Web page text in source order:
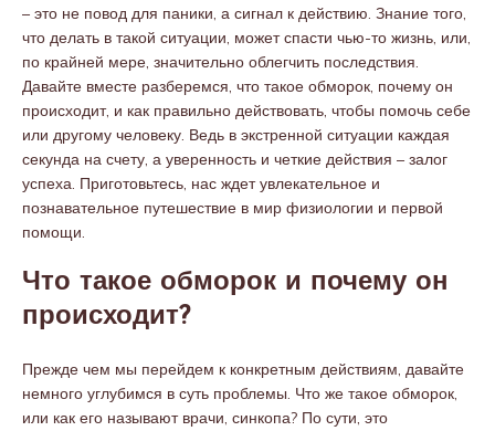
– это не повод для паники, а сигнал к действию. Знание того,
что делать в такой ситуации, может спасти чью-то жизнь, или,
по крайней мере, значительно облегчить последствия.
Давайте вместе разберемся, что такое обморок, почему он
происходит, и как правильно действовать, чтобы помочь себе
или другому человеку. Ведь в экстренной ситуации каждая
секунда на счету, а уверенность и четкие действия – залог
успеха. Приготовьтесь, нас ждет увлекательное и
познавательное путешествие в мир физиологии и первой
помощи.
Что такое обморок и почему он
происходит?
Прежде чем мы перейдем к конкретным действиям, давайте
немного углубимся в суть проблемы. Что же такое обморок,
или как его называют врачи, синкопа? По сути, это